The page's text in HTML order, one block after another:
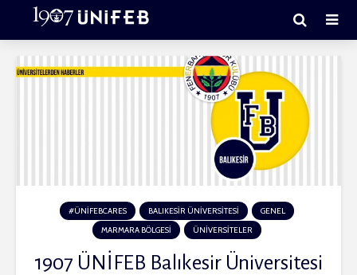
#ÜNIFEBCARES BALIKESİR ÜNİVERSİTESİ
GENEL
MARMARA BÖLGESİ
ÜNİVERSİTELER
1907 ÜNİFEB Balıkesir Üniversitesi